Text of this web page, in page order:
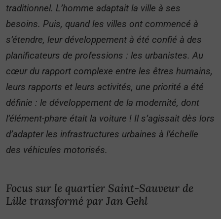
traditionnel. L’homme adaptait la ville à ses
besoins. Puis, quand les villes ont commencé à
s’étendre, leur développement à été confié à des
planificateurs de professions : les urbanistes. Au
cœur du rapport complexe entre les êtres humains,
leurs rapports et leurs activités, une priorité a été
définie : le développement de la modernité, dont
l’élément-phare était la voiture ! Il s’agissait dès lors
d’adapter les infrastructures urbaines à l’échelle
des véhicules motorisés.
Focus sur le quartier Saint-Sauveur de
Lille transformé par Jan Gehl